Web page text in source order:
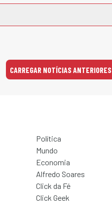
CARREGAR NOTÍCIAS ANTERIORES
Política
Mundo
Economia
Alfredo Soares
Click da Fé
Click Geek